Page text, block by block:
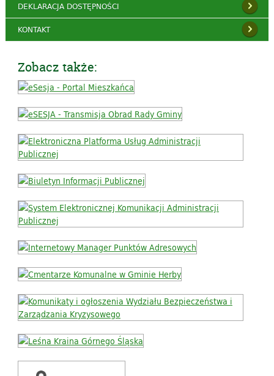
DEKLARACJA DOSTĘPNOŚCI
KONTAKT
Zobacz także: